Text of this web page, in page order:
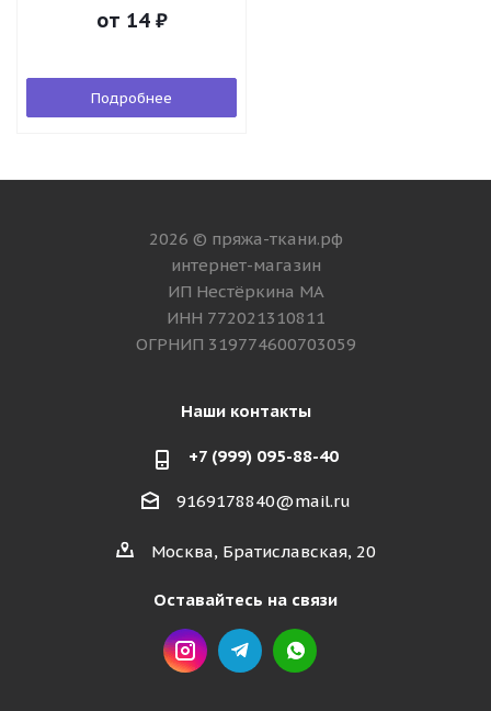
от 14 ₽
Подробнее
2026 © пряжа-ткани.рф
интернет-магазин
ИП Нестёркина МА
ИНН 772021310811
ОГРНИП 319774600703059
Наши контакты
+7 (999) 095-88-40
9169178840@mail.ru
Москва, Братиславская, 20
Оставайтесь на связи